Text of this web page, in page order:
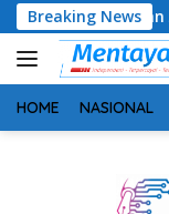
Langsung
ke
konten
Breaking News
Ada Tersangka
HOME NASIONAL